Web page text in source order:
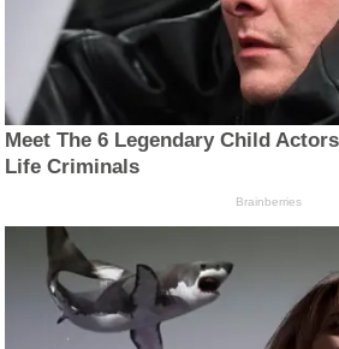
Meet The 6 Legendary Child
Life Criminals
Brainberries